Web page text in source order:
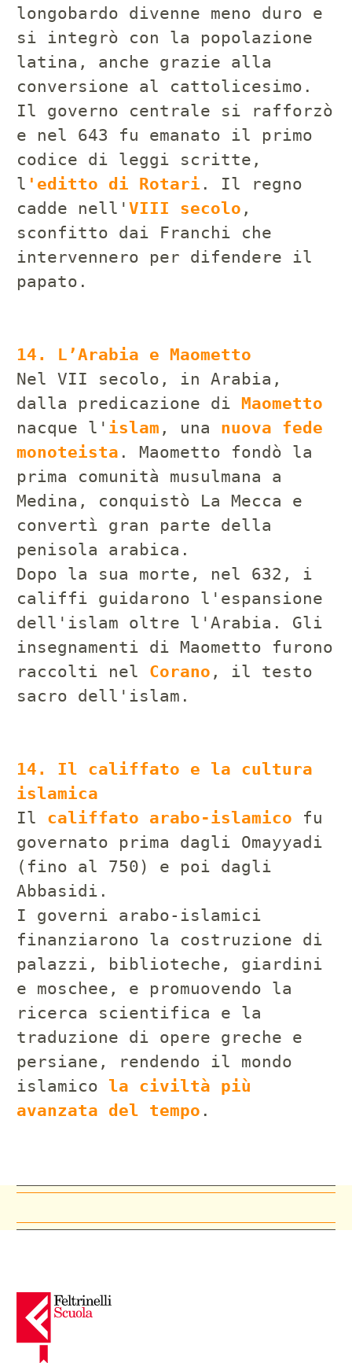
longobardo divenne meno duro e
si integrò con la popolazione
latina, anche grazie alla
conversione al cattolicesimo.
Il governo centrale si rafforzò
e nel 643 fu emanato il primo
codice di leggi scritte,
l 'editto di Rotari . Il regno
cadde nell' VIII secolo ,
sconfitto dai Franchi che
intervennero per difendere il
papato.
14. L’Arabia e Maometto
Nel VII secolo, in Arabia,
dalla predicazione di Maometto
nacque l' islam , una nuova fede
monoteista . Maometto fondò la
prima comunità musulmana a
Medina, conquistò La Mecca e
convertì gran parte della
penisola arabica.
Dopo la sua morte, nel 632, i
califfi guidarono l'espansione
dell'islam oltre l'Arabia. Gli
insegnamenti di Maometto furono
raccolti nel Corano , il testo
sacro dell'islam.
14. Il califfato e la cultura
islamica
Il califfato arabo-islamico fu
governato prima dagli Omayyadi
(fino al 750) e poi dagli
Abbasidi.
I governi arabo-islamici
finanziarono la costruzione di
palazzi, biblioteche, giardini
e moschee, e promuovendo la
ricerca scientifica e la
traduzione di opere greche e
persiane, rendendo il mondo
islamico la civiltà più
avanzata del tempo .